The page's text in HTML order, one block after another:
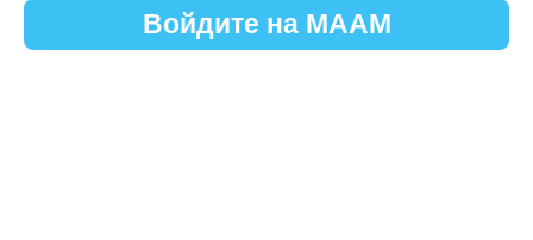
Войдите на МААМ